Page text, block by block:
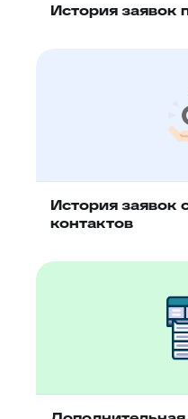
История заявок
История заявок
контактов